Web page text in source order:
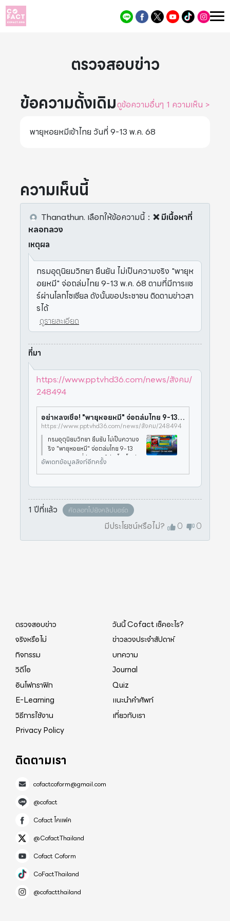
ตรวจสอบข่าว
ข้อความดั้งเดิมดูข้อความอื่นๆ 1 ความเห็น >
พายุหอยหมีเข้าไทย วันที่ 9-13 พ.ค. 68
ความเห็นนี้
Thanathun. เลือกให้ข้อความนี้： ❌ มีเนื้อหาที่
หลอกลวง
เหตุผล
กรมอุตุนิยมวิทยา ยืนยัน ไม่เป็นความจริง "พายุห
อยหมี" จ่อถล่มไทย 9-13 พ.ค. 68 ตามที่มีการแช
ร์ผ่านโลกโซเชียล ดังนั้นขอประชาชน ติดตามข่าวสา
รได้
ดูรายละเอียด
ที่มา
https://www.pptvhd36.com/news/สังคม/
248494
อย่าหลงเชื่อ! "พายุหอยหมี" จ่อถล่มไทย 9-13 พ.ค. 68 เป็น Fake News
https://www.pptvhd36.com/news/สังคม/248494
กรมอุตุนิยมวิทยา ยืนยัน ไม่เป็นความจ
ริง "พายุหอยหมี" จ่อถล่มไทย 9-13
พ.ค. 68 ตามที่มีการแชร์ผ่านโลกโซเชีย
ล ดังนั้นขอประชาชน ติดตามข่าวสารไ
ด้จากกรมอุตุนิยมวิทยา เมื่อวันที่ 12
พ.ค. 2568 เพจ “กรมอุตุ
อัพเดทข้อมูลลิงก์อีกครั้ง
1 ปีที่แล้ว คัดลอกไปยังคลิปบอร์ด
มีประโยชน์หรือไม่? 0 0
ตรวจสอบข่าว
วันนี้ Cofact เช็คอะไร?
จริงหรือไม่
ข่าวลวงประจำสัปดาห์
กิจกรรม
บทความ
วิดีโอ
Journal
อินโฟกราฟิก
Quiz
E-Learning
แนะนำคำศัพท์
วิธีการใช้งาน
เกี่ยวกับเรา
Privacy Policy
ติดตามเรา
cofactcoform@gmail.com
@cofact
Cofact โคแฟค
@CofactThailand
Cofact Coform
CoFactThailand
@cofactthailand